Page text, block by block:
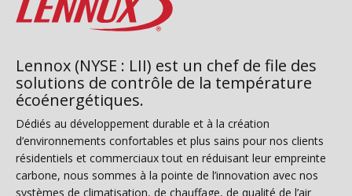
Lennox (NYSE : LII) est un chef de file des
solutions de contrôle de la température
écoénergétiques.
Dédiés au développement durable et à la création
d’environnements confortables et plus sains pour nos clients
résidentiels et commerciaux tout en réduisant leur empreinte
carbone, nous sommes à la pointe de l’innovation avec nos
systèmes de climatisation, de chauffage, de qualité de l’air